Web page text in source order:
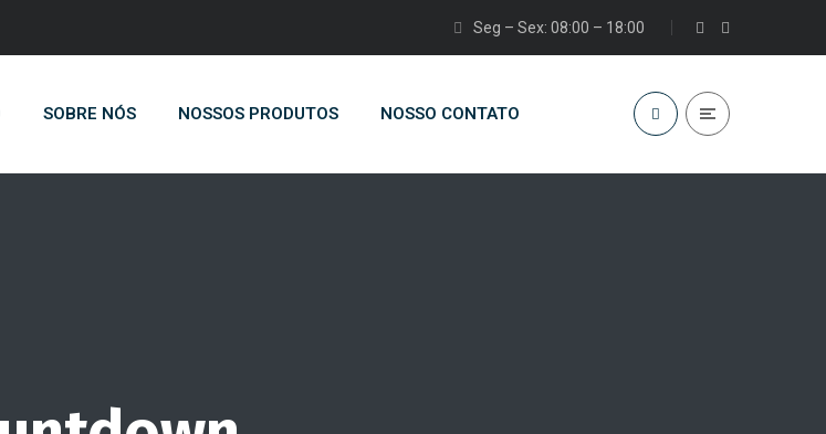
Seg – Sex: 08:00 – 18:00
SOBRE NÓS NOSSOS PRODUTOS NOSSO CONTATO